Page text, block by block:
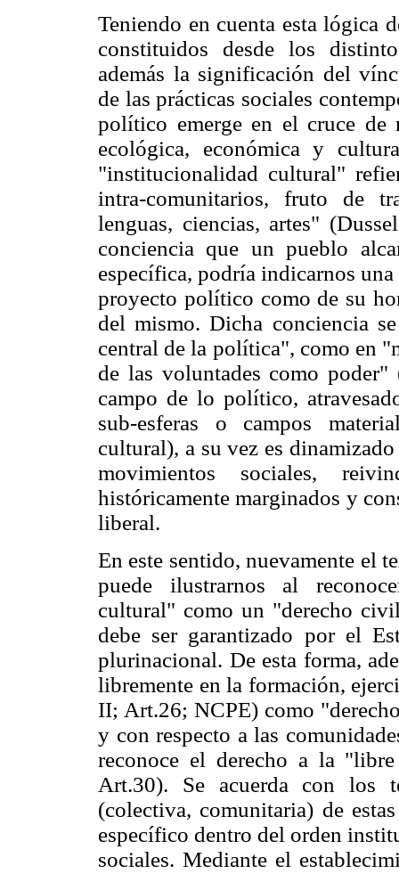
Teniendo en cuenta esta lógica
constituidos desde los
además la significación del
de las prácticas sociales
político emerge en el cruce de
ecológica, económica y
"institucionalidad cultural"
intra-comunitarios, fruto de
lenguas, ciencias, artes"
conciencia que un pueblo
específica, podría indicarnos
proyecto político como de su
del mismo. Dicha conciencia
central de la política", como en
de las voluntades como
campo de lo político,
sub-esferas o campos
cultural), a su vez es
movimientos sociales,
históricamente marginados y
liberal.
En este sentido, nuevamente el
puede ilustrarnos al
cultural" como un "derecho
debe ser garantizado por el
plurinacional. De esta forma,
libremente en la formación,
II; Art.26; NCPE) como
y con respecto a las
reconoce el derecho a la
Art.30). Se acuerda con los
(colectiva, comunitaria) de
específico dentro del orden
sociales. Mediante el